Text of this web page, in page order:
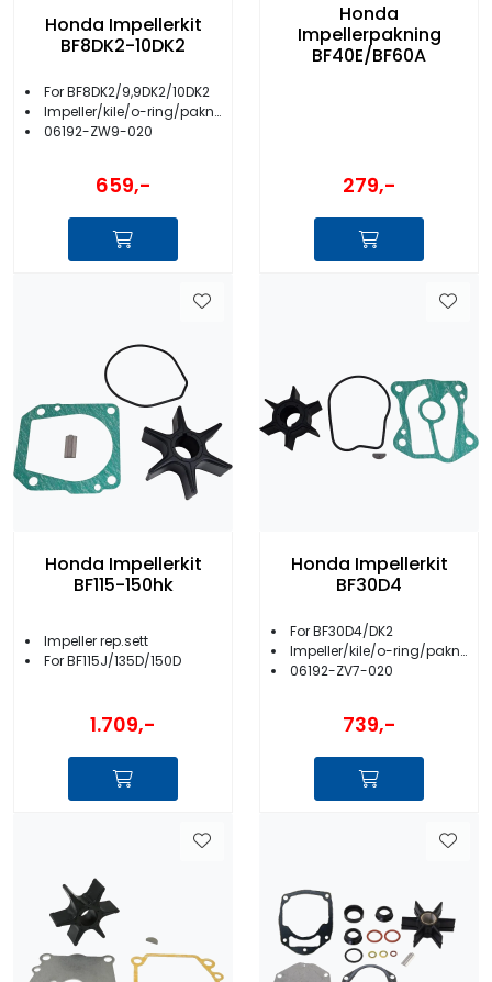
Honda Impellerkit
BF8DK2-10DK2
For BF8DK2/9,9DK2/10DK2
Impeller/kile/o-ring/pakning
06192-ZW9-020
659,-
Honda
Impellerpakning
BF40E/BF60A
279,-
Honda Impellerkit
BF115-150hk
Impeller rep.sett
For BF115J/135D/150D
1.709,-
Honda Impellerkit
BF30D4
For BF30D4/DK2
Impeller/kile/o-ring/pakning
06192-ZV7-020
739,-